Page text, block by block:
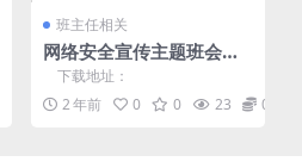
班主任相关
网络安全宣传主题班会课
件
下载地址：
2 年前
0 0 23 0